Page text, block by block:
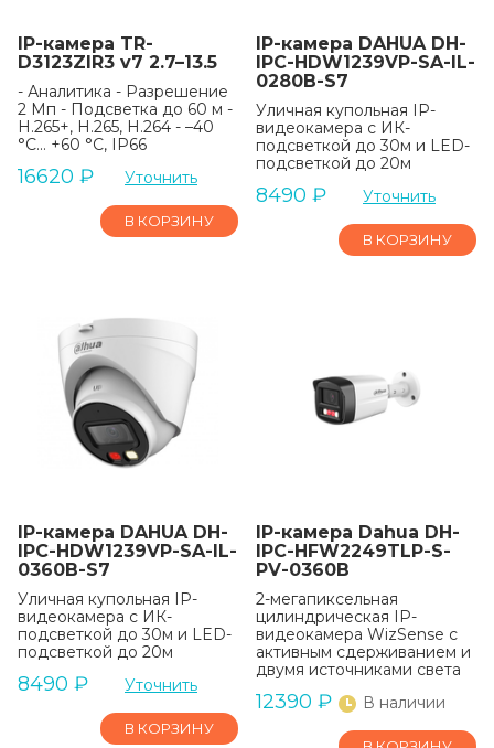
IP-камера TR-
D3123ZIR3 v7 2.7–13.5
- Аналитика - Разрешение
2 Мп - Подсветка до 60 м -
H.265+, H.265, H.264 - –40
°C... +60 °C, IP66
16620 ₽ Уточнить
В КОРЗИНУ
IP-камера DAHUA DH-
IPC-HDW1239VP-SA-IL-
0280B-S7
Уличная купольная IP-
видеокамера с ИК-
подсветкой до 30м и LED-
подсветкой до 20м
8490 ₽ Уточнить
В КОРЗИНУ
IP-камера DAHUA DH-
IPC-HDW1239VP-SA-IL-
0360B-S7
Уличная купольная IP-
видеокамера с ИК-
подсветкой до 30м и LED-
подсветкой до 20м
8490 ₽ Уточнить
В КОРЗИНУ
IP-камера Dahua DH-
IPC-HFW2249TLP-S-
PV-0360B
2-мегапиксельная
цилиндрическая IP-
видеокамера WizSense с
активным сдерживанием и
двумя источниками света
12390 ₽ В наличии